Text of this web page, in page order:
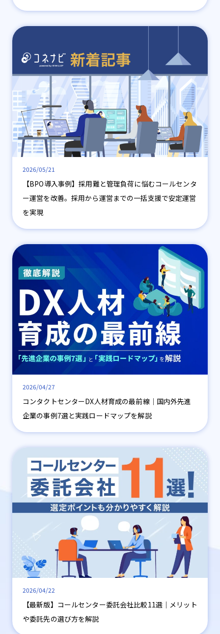
2026/05/21
【BPO導入事例】採用難と管理負荷に悩むコールセンタ
ー運営を改善。採用から運営までの一括支援で安定運営
を実現
2026/04/27
コンタクトセンターDX人材育成の最前線｜国内外先進
企業の事例7選と実践ロードマップを解説
2026/04/22
【最新版】コールセンター委託会社比較11選｜メリット
や委託先の選び方を解説